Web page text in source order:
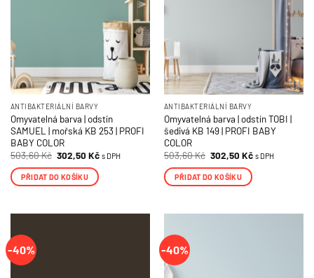
ANTIBAKTERIÁLNÍ BARVY
Omyvatelná barva | odstín
SAMUEL | mořská KB 253 | PROFI
BABY COLOR
503,60Kč Původní
cena
byla:
503,60 Kč.
302,50KčAktuální
je:
302,50 Kč.
s DPH
PŘIDAT DO KOŠÍKU
ANTIBAKTERIÁLNÍ BARVY
Omyvatelná barva | odstín TOBI |
šedivá KB 149 | PROFI BABY
COLOR
503,60Kč Původní
cena
byla:
503,60 Kč.
302,50KčAktuální
je:
302,50 Kč.
s DPH
PŘIDAT DO KOŠÍKU
-40% -40%